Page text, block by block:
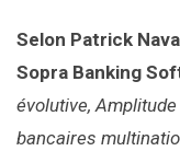
Selon Patrick
Sopra Banking
évolutive,
bancaires